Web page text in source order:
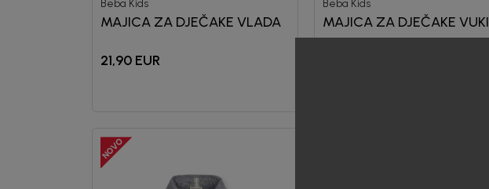
Beba Kids
MAJICA ZA DJEČAKE VLADA
21,90 EUR
Beba Kids
MAJICA ZA DJEČAKE VUKI